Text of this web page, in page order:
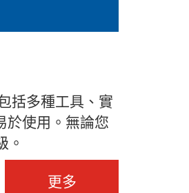
括多種工具、實
於使用。無論您
。
更多